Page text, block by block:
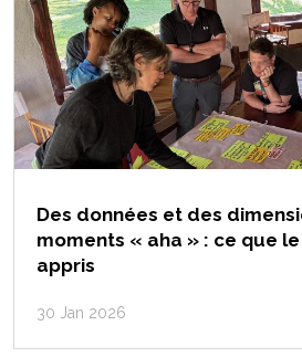
Des données et des
moments « aha » : ce que le
appris
30 Jan 2026